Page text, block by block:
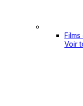
Voir